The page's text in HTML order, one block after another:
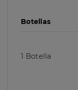
Botellas
1 Botella